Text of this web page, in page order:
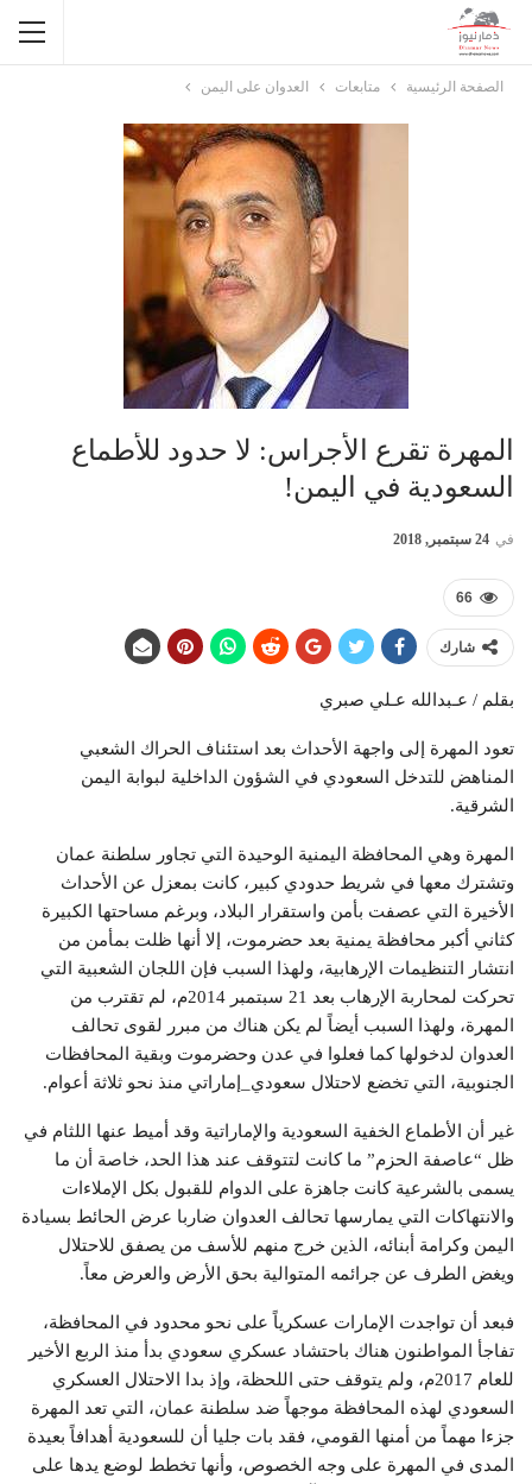
الصفحة الرئيسية متابعات العدوان على اليمن
المهرة تقرع الأجراس: لا حدود للأطماع
السعودية في اليمن!
في 24 سبتمبر, 2018
66
شارك
بقلم / عـبدالله عـلي صبري
تعود المهرة إلى واجهة الأحداث بعد استئناف الحراك الشعبي
المناهض للتدخل السعودي في الشؤون الداخلية لبوابة اليمن
الشرقية.
المهرة وهي المحافظة اليمنية الوحيدة التي تجاور سلطنة عمان
وتشترك معها في شريط حدودي كبير، كانت بمعزل عن الأحداث
الأخيرة التي عصفت بأمن واستقرار البلاد، وبرغم مساحتها الكبيرة
كثاني أكبر محافظة يمنية بعد حضرموت، إلا أنها ظلت بمأمن من
انتشار التنظيمات الإرهابية، ولهذا السبب فإن اللجان الشعبية التي
تحركت لمحاربة الإرهاب بعد 21 سبتمبر 2014م، لم تقترب من
المهرة، ولهذا السبب أيضاً لم يكن هناك من مبرر لقوى تحالف
العدوان لدخولها كما فعلوا في عدن وحضرموت وبقية المحافظات
الجنوبية، التي تخضع لاحتلال سعودي_إماراتي منذ نحو ثلاثة أعوام.
غير أن الأطماع الخفية السعودية والإماراتية وقد أميط عنها اللثام في
ظل “عاصفة الحزم” ما كانت لتتوقف عند هذا الحد، خاصة أن ما
يسمى بالشرعية كانت جاهزة على الدوام للقبول بكل الإملاءات
والانتهاكات التي يمارسها تحالف العدوان ضاربا عرض الحائط بسيادة
اليمن وكرامة أبنائه، الذين خرج منهم للأسف من يصفق للاحتلال
ويغض الطرف عن جرائمه المتوالية بحق الأرض والعرض معاً.
فبعد أن تواجدت الإمارات عسكرياً على نحو محدود في المحافظة،
تفاجأ المواطنون هناك باحتشاد عسكري سعودي بدأ منذ الربع الأخير
للعام 2017م، ولم يتوقف حتى اللحظة، وإذ بدا الاحتلال العسكري
السعودي لهذه المحافظة موجهاً ضد سلطنة عمان، التي تعد المهرة
جزءا مهماً من أمنها القومي، فقد بات جليا أن للسعودية أهدافاً بعيدة
المدى في المهرة على وجه الخصوص، وأنها تخطط لوضع يدها على